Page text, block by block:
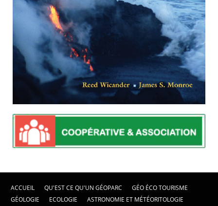
ACCUEIL QU'EST CE QU'UN GÉOPARC
GÉO ÉCO TOURISME
GÉOLOGIE
ECOLOGIE
ASTRONOMIE ET MÉTÉORITOLOGIE